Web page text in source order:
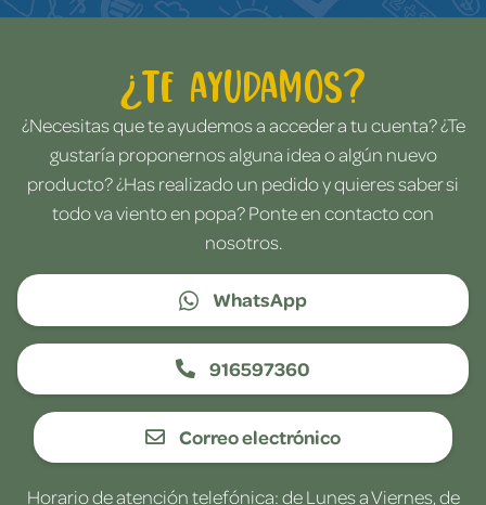
¿Te ayudamos?
¿Necesitas que te ayudemos a acceder a tu cuenta? ¿Te
gustaría proponernos alguna idea o algún nuevo
producto? ¿Has realizado un pedido y quieres saber si
todo va viento en popa? Ponte en contacto con
nosotros.
WhatsApp
916597360
Correo electrónico
Horario de atención telefónica: de Lunes a Viernes, de